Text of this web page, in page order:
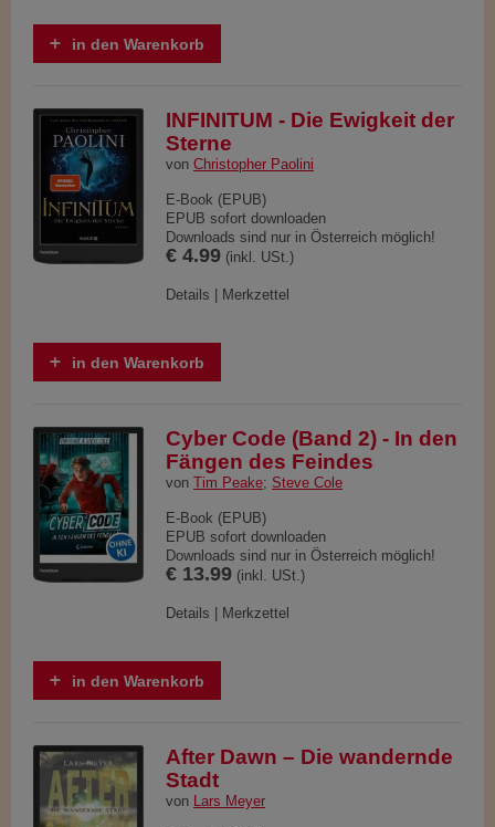
in den Warenkorb
INFINITUM - Die Ewigkeit der
Sterne
von Christopher Paolini
E-Book (EPUB)
EPUB sofort downloaden
Downloads sind nur in Österreich möglich!
€ 4.99 (inkl. USt.)
Details Merkzettel
in den Warenkorb
Cyber Code (Band 2) - In den
Fängen des Feindes
von Tim Peake; Steve Cole
E-Book (EPUB)
EPUB sofort downloaden
Downloads sind nur in Österreich möglich!
€ 13.99 (inkl. USt.)
Details Merkzettel
in den Warenkorb
After Dawn – Die wandernde
Stadt
von Lars Meyer